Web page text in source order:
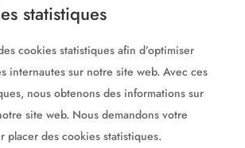
statistiques
cookies statistiques afin d’optimiser
internautes sur notre site web. Avec ces
nous obtenons des informations sur
site web. Nous demandons votre
placer des cookies statistiques.